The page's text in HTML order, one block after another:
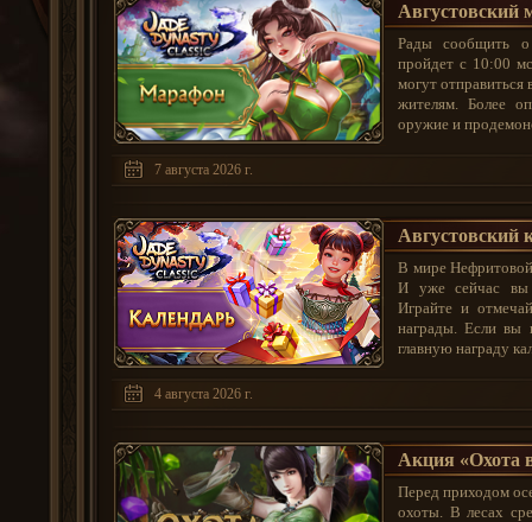
Августовский
Рады сообщить о
пройдет с 10:00
могут
жителям. Более
оружие и
7 августа 2026 г.
Августовский
В мире Нефритовой
И уже сейчас вы
Играйте и
награды. Если вы
главную награду
4 августа 2026 г.
Акция «Охота
Перед приходом
охоты. В лесах